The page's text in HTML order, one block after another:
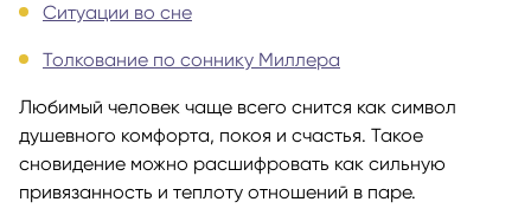
Ситуации во сне
Толкование по соннику Миллера
Любимый человек чаще всего снится как символ
душевного комфорта, покоя и счастья. Такое
сновидение можно расшифровать как сильную
привязанность и теплоту отношений в паре.